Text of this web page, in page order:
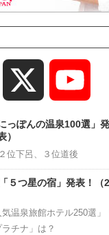
Instagram
っぽんの温泉100選」
）
位下呂、３位道後
５つ星の宿」発表！（
温泉旅館ホテル250選」
チナ」は？